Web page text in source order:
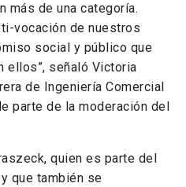
más de una categoría.
vocación de nuestros
social y público que
ellos”, señaló Victoria
de Ingeniería Comercial
parte de la moderación del
quien es parte del
que también se